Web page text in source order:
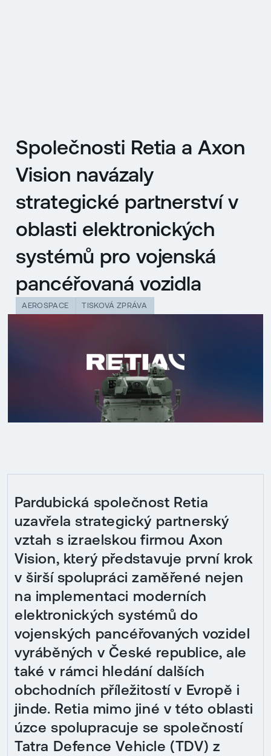
Společnosti Retia a Axon
Vision navázaly
strategické partnerství v
oblasti elektronických
systémů pro vojenská
pancéřovaná vozidla
AEROSPACE TISKOVÁ ZPRÁVA
Pardubická společnost Retia
uzavřela strategický partnerský
vztah s izraelskou firmou Axon
Vision, který představuje první krok
v širší spolupráci zaměřené nejen
na implementaci moderních
elektronických systémů do
vojenských pancéřovaných vozidel
vyráběných v České republice, ale
také v rámci hledání dalších
obchodních příležitostí v Evropě i
jinde. Retia mimo jiné v této oblasti
úzce spolupracuje se společností
Tatra Defence Vehicle (TDV) z